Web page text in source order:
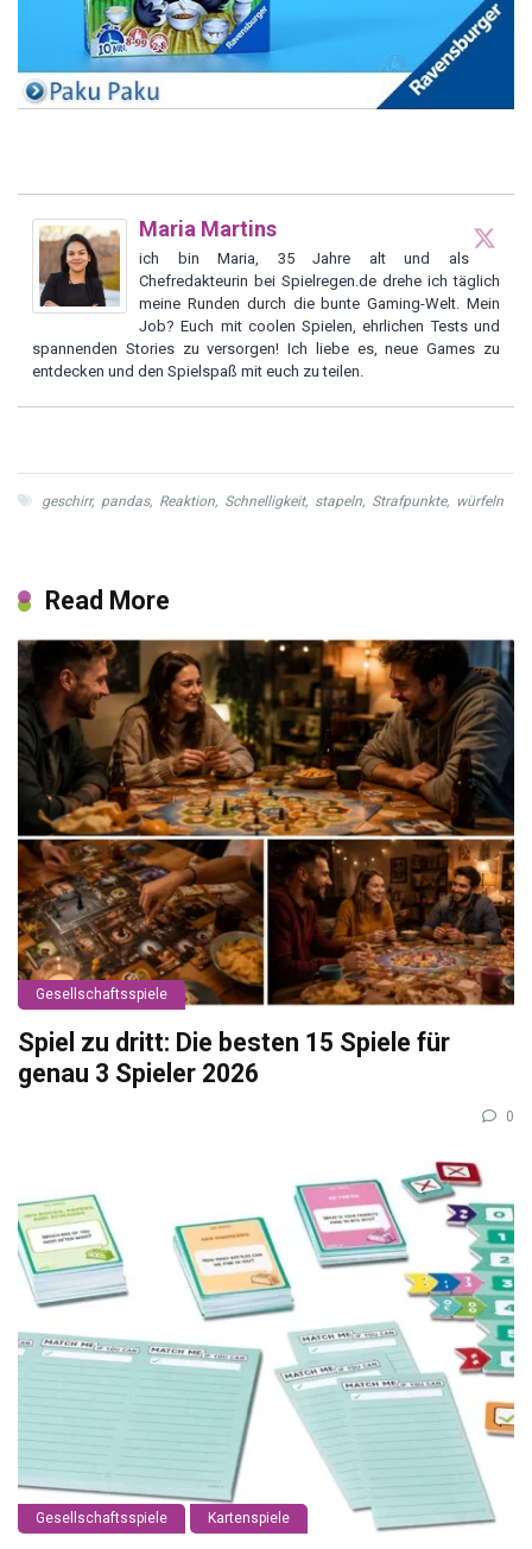
Maria Martins
ich bin Maria, 35 Jahre alt und als
Chefredakteurin bei Spielregen.de drehe ich täglich
meine Runden durch die bunte Gaming-Welt. Mein
Job? Euch mit coolen Spielen, ehrlichen Tests und
spannenden Stories zu versorgen! Ich liebe es, neue Games zu
entdecken und den Spielspaß mit euch zu teilen.
geschirr, pandas, Reaktion, Schnelligkeit, stapeln, Strafpunkte, würfeln
Read More
Gesellschaftsspiele
Spiel zu dritt: Die besten 15 Spiele für
genau 3 Spieler 2026
0
Gesellschaftsspiele Kartenspiele